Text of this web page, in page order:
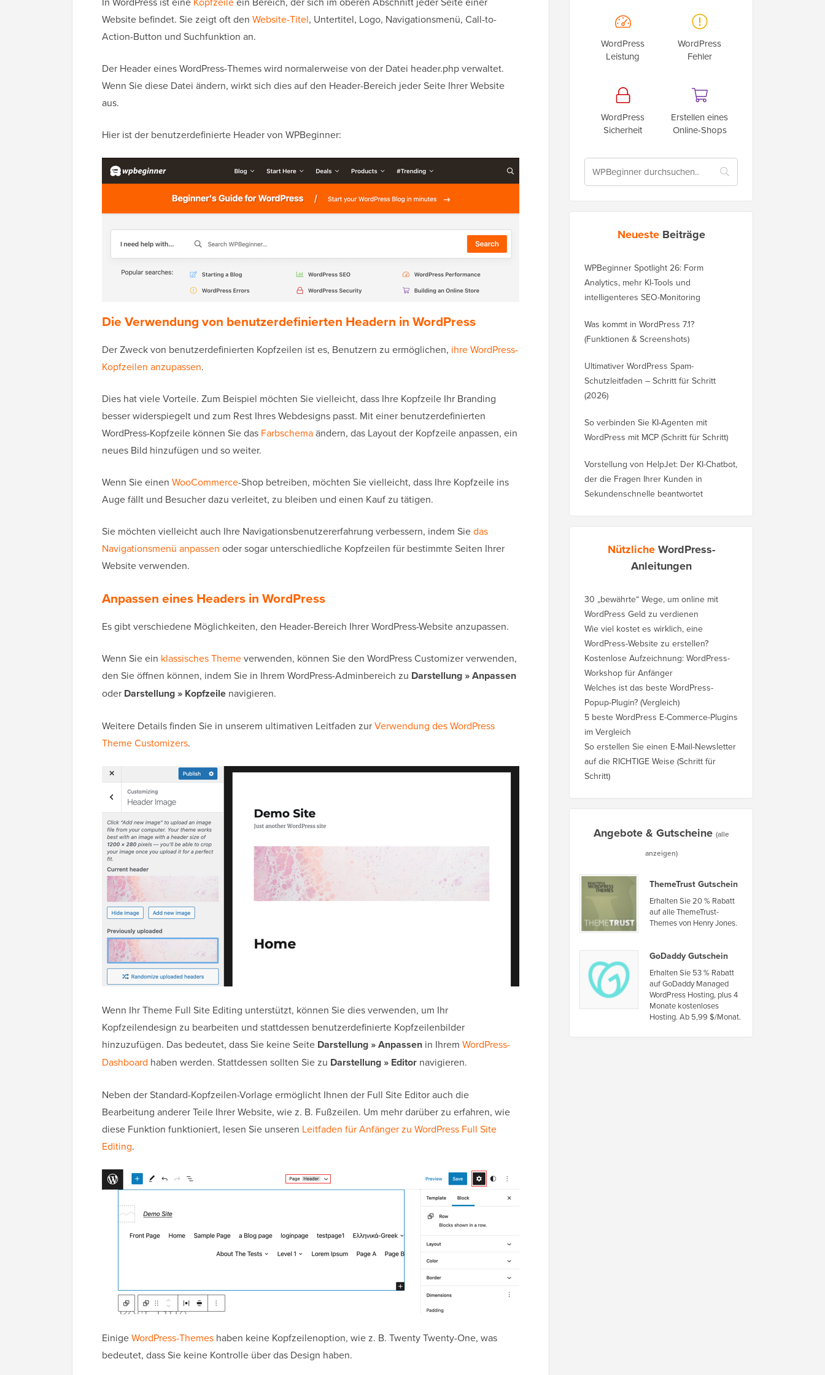
Website befindet. Sie zeigt oft den Website-Titel, Untertitel, Logo, Navigationsmenü, Call-to-
Action-Button und Suchfunktion an.
Der Header eines WordPress-Themes wird normalerweise von der Datei header.php verwaltet.
Wenn Sie diese Datei ändern, wirkt sich dies auf den Header-Bereich jeder Seite Ihrer Website
aus.
Hier ist der benutzerdefinierte Header von WPBeginner:
Die Verwendung von benutzerdefinierten Headern in WordPress
Der Zweck von benutzerdefinierten Kopfzeilen ist es, Benutzern zu ermöglichen, ihre WordPress-
Kopfzeilen anzupassen.
Dies hat viele Vorteile. Zum Beispiel möchten Sie vielleicht, dass Ihre Kopfzeile Ihr Branding
besser widerspiegelt und zum Rest Ihres Webdesigns passt. Mit einer benutzerdefinierten
WordPress-Kopfzeile können Sie das Farbschemaändern, das Layout der Kopfzeile anpassen, ein
neues Bild hinzufügen und so weiter.
Wenn Sie einen WooCommerce-Shop betreiben, möchten Sie vielleicht, dass Ihre Kopfzeile ins
Auge fällt und Besucher dazu verleitet, zu bleiben und einen Kauf zu tätigen.
Sie möchten vielleicht auch Ihre Navigationsbenutzererfahrung verbessern, indem Siedas
Navigationsmenü anpassen oder sogar unterschiedliche Kopfzeilen für bestimmte Seiten Ihrer
Website verwenden.
Anpassen eines Headers in WordPress
Es gibt verschiedene Möglichkeiten, den Header-Bereich Ihrer WordPress-Website anzupassen.
Wenn Sie ein klassisches Themeverwenden, können Sie den WordPress Customizer verwenden,
den Sie öffnen können, indem Sie in Ihrem WordPress-Adminbereich zu Darstellung » Anpassen
oder Darstellung » Kopfzeile navigieren.
Weitere Details finden Sie in unserem ultimativen Leitfaden zurVerwendung des WordPress
Theme Customizers.
Wenn Ihr Theme Full Site Editing unterstützt, können Sie dies verwenden, um Ihr
Kopfzeilendesign zu bearbeiten und stattdessen benutzerdefinierte Kopfzeilenbilder
hinzuzufügen. Das bedeutet, dass Sie keine Seite Darstellung » Anpassen in Ihrem WordPress-
Dashboard haben werden. Stattdessen sollten Sie zu Darstellung » Editor navigieren.
Neben der Standard-Kopfzeilen-Vorlage ermöglicht Ihnen der Full Site Editor auch die
Bearbeitung anderer Teile Ihrer Website, wie z. B. Fußzeilen. Um mehr darüber zu erfahren, wie
diese Funktion funktioniert, lesen Sie unseren Leitfaden für Anfänger zu WordPress Full Site
Editing.
EinigeWordPress-Themes haben keine Kopfzeilenoption, wie z. B. Twenty Twenty-One, was
bedeutet, dass Sie keine Kontrolle über das Design haben.
WordPress
Leistung
WordPress
Fehler
WordPress
Sicherheit
Erstellen eines
Online-Shops
Neueste Beiträge
WPBeginner Spotlight 26: Form
Analytics, mehr KI-Tools und
intelligenteres SEO-Monitoring
Was kommt in WordPress 7.1?
(Funktionen & Screenshots)
Ultimativer WordPress Spam-
Schutzleitfaden – Schritt für Schritt
(2026)
So verbinden Sie KI-Agenten mit
WordPress mit MCP (Schritt für Schritt)
Vorstellung von HelpJet: Der KI-Chatbot,
der die Fragen Ihrer Kunden in
Sekundenschnelle beantwortet
NützlicheWordPress-
Anleitungen
30 „bewährte“ Wege, um online mit
WordPress Geld zu verdienen
Wie viel kostet es wirklich, eine
WordPress-Website zu erstellen?
Kostenlose Aufzeichnung: WordPress-
Workshop für Anfänger
Welches ist das beste WordPress-
Popup-Plugin? (Vergleich)
5 beste WordPress E-Commerce-Plugins
im Vergleich
So erstellen Sie einen E-Mail-Newsletter
auf die RICHTIGE Weise (Schritt für
Schritt)
Angebote & Gutscheine (alle
anzeigen)
ThemeTrust Gutschein
Erhalten Sie 20 % Rabatt
auf alle ThemeTrust-
Themes von Henry Jones.
GoDaddy Gutschein
Erhalten Sie 53 % Rabatt
auf GoDaddy Managed
WordPress Hosting, plus 4
Monate kostenloses
Hosting. Ab 5,99 $/Monat.